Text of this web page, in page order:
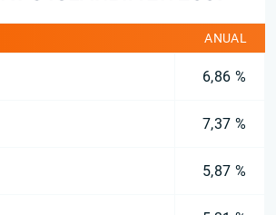
ANUAL
6,86 %
7,37 %
5,87 %